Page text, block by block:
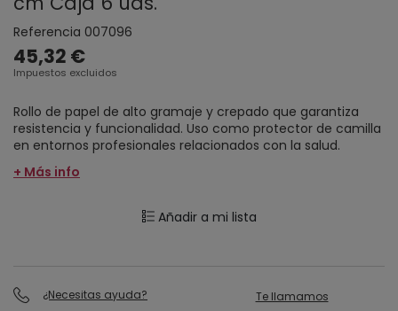
Referencia 007096
45,32 €
Impuestos excluidos
Rollo de papel de alto gramaje y crepado que garantiza
resistencia y funcionalidad. Uso como protector de camilla
en entornos profesionales relacionados con la salud.
+ Más info
Añadir a mi lista
¿Necesitas ayuda? Te llamamos